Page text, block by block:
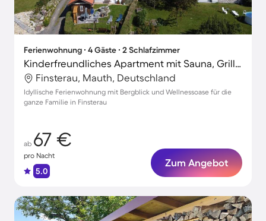
Ferienwohnung ∙ 4 Gäste ∙ 2 Schlafzimmer
Kinderfreundliches Apartment mit Sauna, Grill und Garten | Gartenblick | Perfekt für die Arbeit von Zuhause
Finsterau, Mauth, Deutschland
Idyllische Ferienwohnung mit Bergblick und Wellnessoase für die
ganze Familie in Finsterau
ab 67 €
pro Nacht
5.0
Zum Angebot